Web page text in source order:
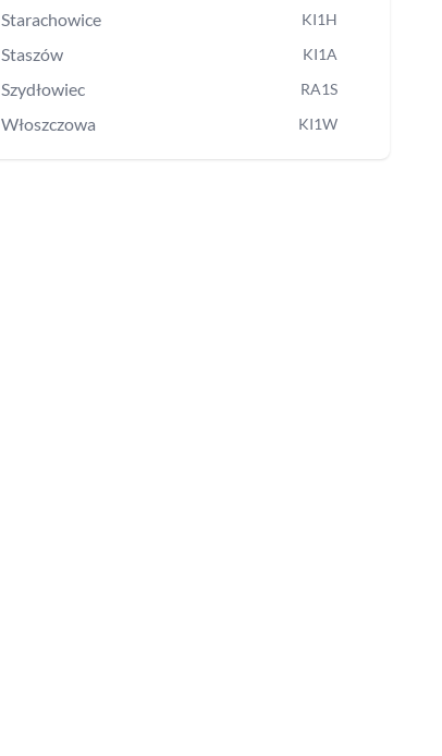
Starachowice KI1H
Staszów KI1A
Szydłowiec RA1S
Włoszczowa KI1W